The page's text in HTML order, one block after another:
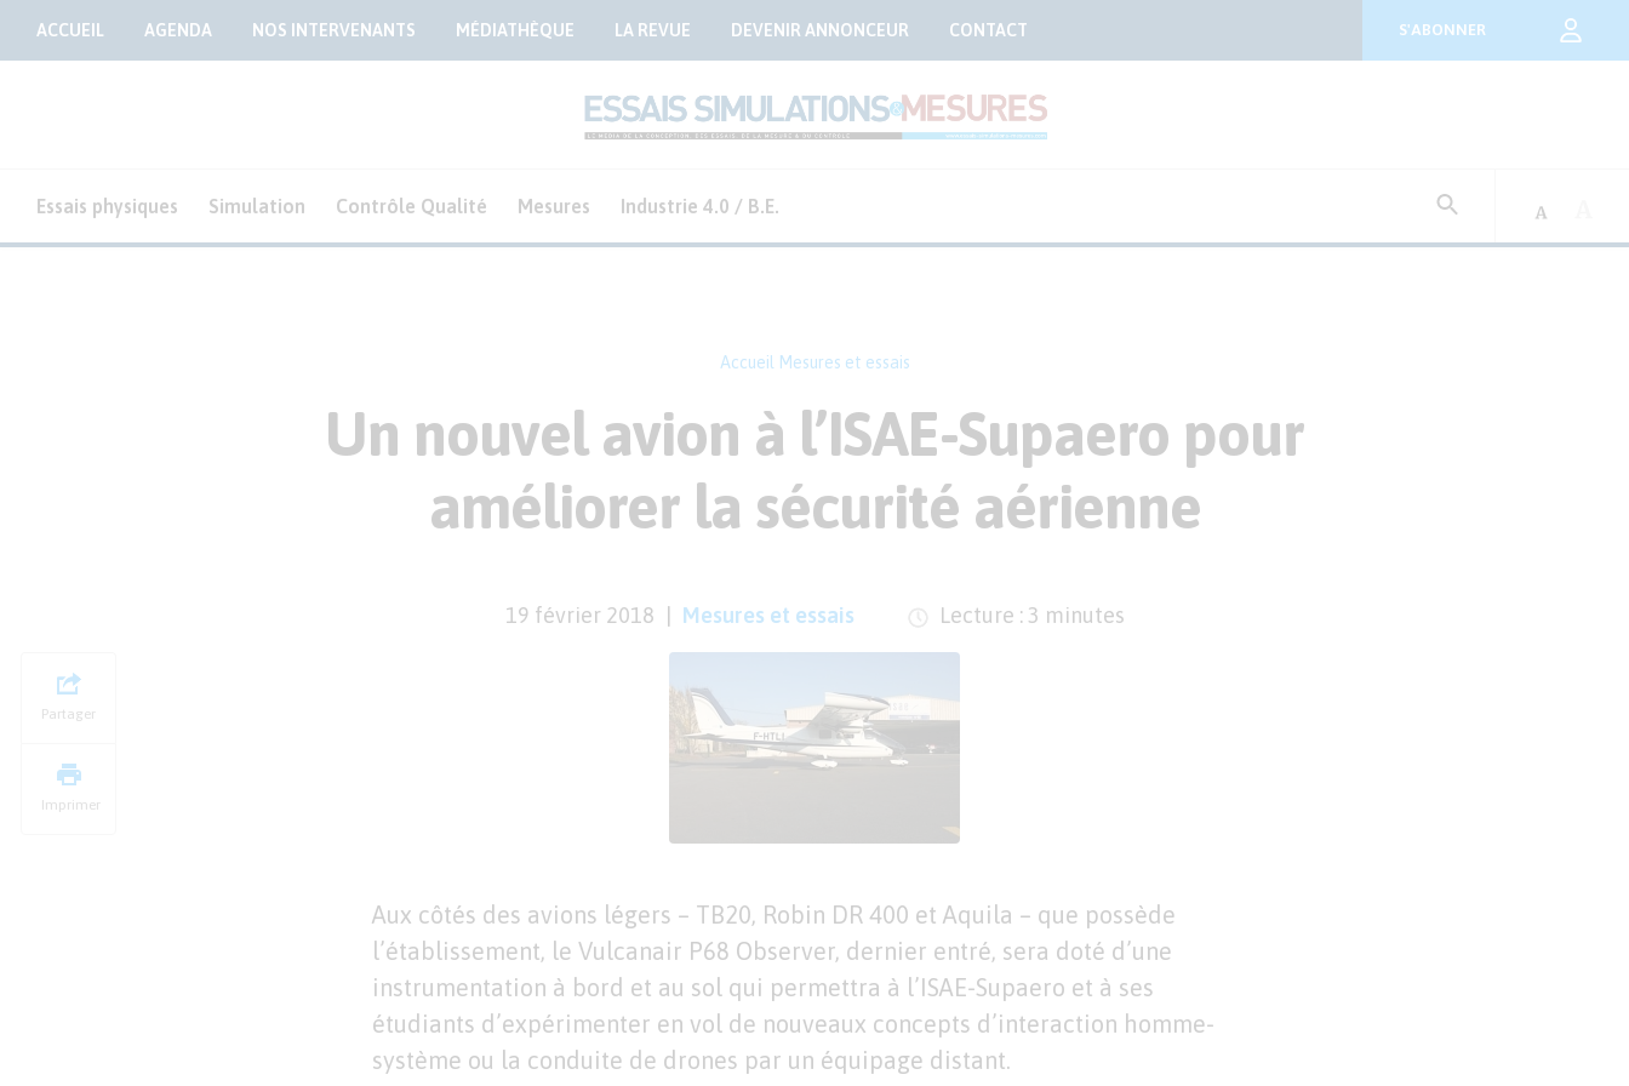
ACCUEIL AGENDA NOS INTERVENANTS MÉDIATHÈQUE LA REVUE DEVENIR ANNONCEUR CONTACT S'ABONNER
Essais physiques Simulation Contrôle Qualité Mesures Industrie 4.0 / B.E.
Accueil Mesures et essais
Un nouvel avion à l’ISAE-Supaero pour
améliorer la sécurité aérienne
19 février 2018 Mesures et essais Lecture : 3 minutes
Partager
Imprimer
Aux côtés des avions légers – TB20, Robin DR 400 et Aquila – que possède
l’établissement, le Vulcanair P68 Observer, dernier entré, sera doté d’une
instrumentation à bord et au sol qui permettra à l’ISAE-Supaero et à ses
étudiants d’expérimenter en vol de nouveaux concepts d’interaction homme-
système ou la conduite de drones par un équipage distant.